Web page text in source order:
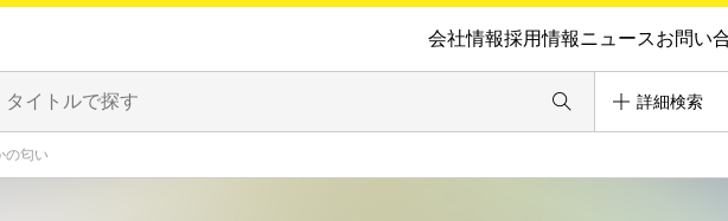
会社情報採用情報ニュースお問い
詳細検索
の匂い